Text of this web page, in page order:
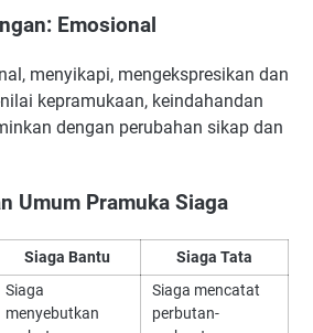
Emosional
menyikapi, mengekspresikan dan
kepramukaan, keindahandan
dengan perubahan sikap dan
Umum Pramuka Siaga
Siaga Bantu
Siaga Tata
Siaga
menyebutkan
Siaga mencatat
perbutan-